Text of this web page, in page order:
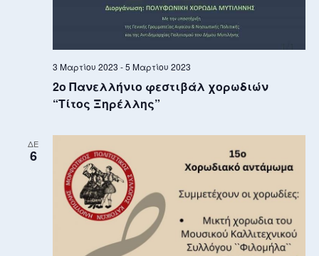
3 Μαρτίου 2023 -5 Μαρτίου 2023
2ο Πανελλήνιο φεστιβάλ χορωδιών
“Τίτος Ξηρέλλης”
ΔΕ
6